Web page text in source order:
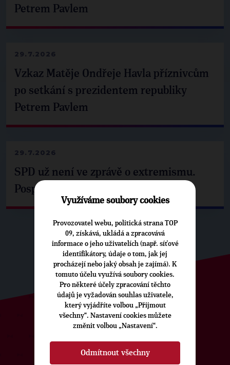
Petrem Pavlem
29.7.2026
Vzkaz Matěje Ondřeje Havla příznivcům
po setkání s prezidentem republiky
Petrem Pavlem
29.7.2026
SPD už není ve zprávě o extremismu.
Pospíšil: Je tu pachuť
ODEBÍREJTE NÁŠ TOPOVÝ
NEWSLETTER
Využíváme soubory cookies
Provozovatel webu, politická strana TOP
09, získává, ukládá a zpracovává
informace o jeho uživatelích (např. síťové
identifikátory, údaje o tom, jak jej
procházejí nebo jaký obsah je zajímá). K
tomuto účelu využívá soubory cookies.
Pro některé účely zpracování těchto
údajů je vyžadován souhlas uživatele,
který vyjádříte volbou „Přijmout
všechny“. Nastavení cookies můžete
změnit volbou „Nastavení“.
Odmítnout všechny